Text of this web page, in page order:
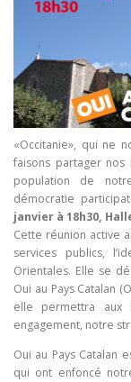
«Occitanie», qui ne
faisons partager
population de
démocratie
janvier à 18h30,
Cette réunion active
services publics,
Orientales. Elle se
Oui au Pays Catalan
elle permettra aux
engagement, notre
Oui au Pays Catalan
qui ont enfoncé